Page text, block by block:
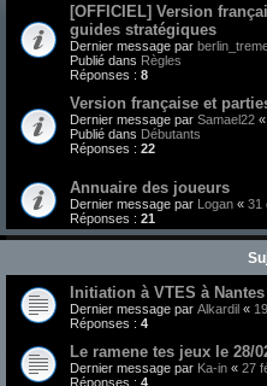
[OFFICIEL] Version
guides stratégiques
Dernier message par
Publié dans Règles
Réponses : 8
Version française et
Dernier message par Samael22 «
Publié dans Débutants
Réponses : 22
Annuaire des joueurs
Dernier message par Logan « 31
Réponses : 21
Initiation à VTES à
Dernier message par Alkardil «
Réponses : 4
Le ramene tes jeux le 28/
Dernier message par Ka-in « 27
Réponses : 4